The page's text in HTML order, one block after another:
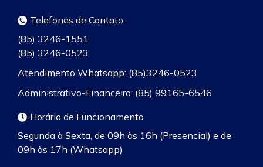
Telefones de Contato
(85) 3246-1551
(85) 3246-0523
Atendimento Whatsapp: (85)3246-0523
Administrativo-Financeiro: (85) 99165-6546
Horário de Funcionamento
Segunda à Sexta, de 09h às 16h (Presencial) e de
09h às 17h (Whatsapp)